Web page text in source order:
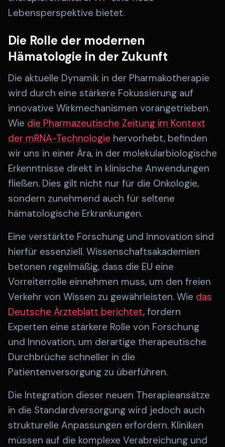
Lebensperspektive bietet.
Die Rolle der modernen
Hämatologie in der Zukunft
Die aktuelle Dynamik in der Pharmakotherapie
wird durch eine stärkere Fokussierung auf
innovative Wirkmechanismen vorangetrieben.
Wie die Pharmazeutische Zeitung im Kontext
der mRNA-Technologie hervorhebt, befinden
wir uns in einer Ära, in der molekularbiologische
Erkenntnisse direkt in klinische Anwendungen
fließen. Dies gilt nicht nur für die Onkologie,
sondern zunehmend auch für seltene
hämatologische Erkrankungen.
Eine verstärkte Forschung und Innovation sind
hierfür essenziell. Wissenschaftsakademien
betonen regelmäßig, dass die EU eine
Vorreiterrolle einnehmen muss, um den freien
Verkehr von Wissen zu gewährleisten. Wie das
Deutsche Ärzteblatt berichtet, fordern
Experten eine stärkere Rolle von Forschung
und Innovation, um derartige therapeutische
Durchbrüche schneller in die
Patientenversorgung zu überführen.
Die Integration dieser neuen Therapieansätze
in die Standardversorgung wird jedoch auch
strukturelle Anpassungen erfordern. Kliniken
müssen auf die komplexe Verabreichung und